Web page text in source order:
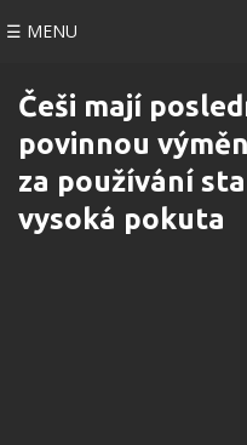
☰ MENU
Češi mají
povinnou
za používání
vysoká pokuta